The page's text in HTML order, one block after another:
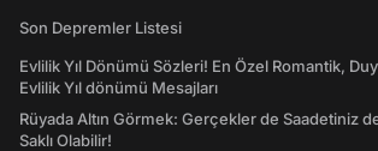
Son Depremler Listesi
Evlilik Yıl Dönümü Sözleri! En Özel Romantik,
Evlilik Yıl dönümü Mesajları
Rüyada Altın Görmek: Gerçekler de Saadetiniz
Saklı Olabilir!